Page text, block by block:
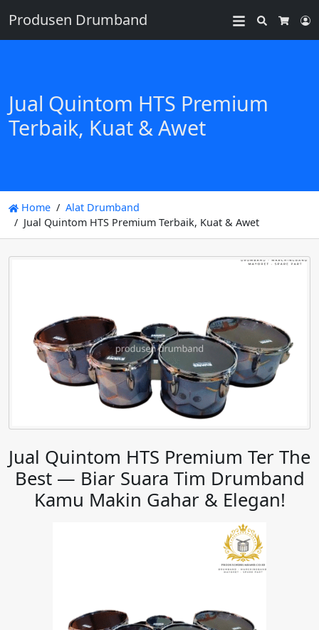
Produsen Drumband
Search
Jual Quintom HTS Premium
Terbaik, Kuat & Awet
Home
Alat Drumband
Jual Quintom HTS Premium Terbaik, Kuat & Awet
Jual Quintom HTS Premium Ter The
Best — Biar Suara Tim Drumband
Kamu Makin Gahar & Elegan!